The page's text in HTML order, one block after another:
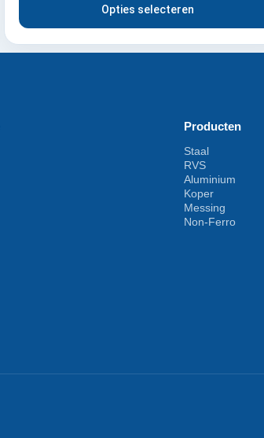
Opties selecteren
Producten
Staal
RVS
Aluminium
Koper
Messing
Non-Ferro